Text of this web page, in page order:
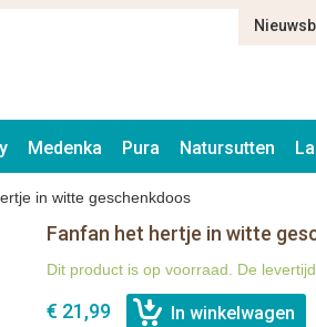
Medenka Pura Natursutten
in witte geschenkdoos
Fanfan het hertje in witte
Dit product is op voorraad. De
€ 21,99